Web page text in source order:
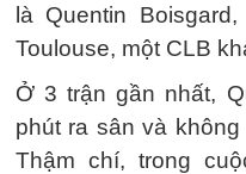
là Quentin
Toulouse, một CLB
Ở 3 trận gần nhất,
phút ra sân và
Thậm chí, trong